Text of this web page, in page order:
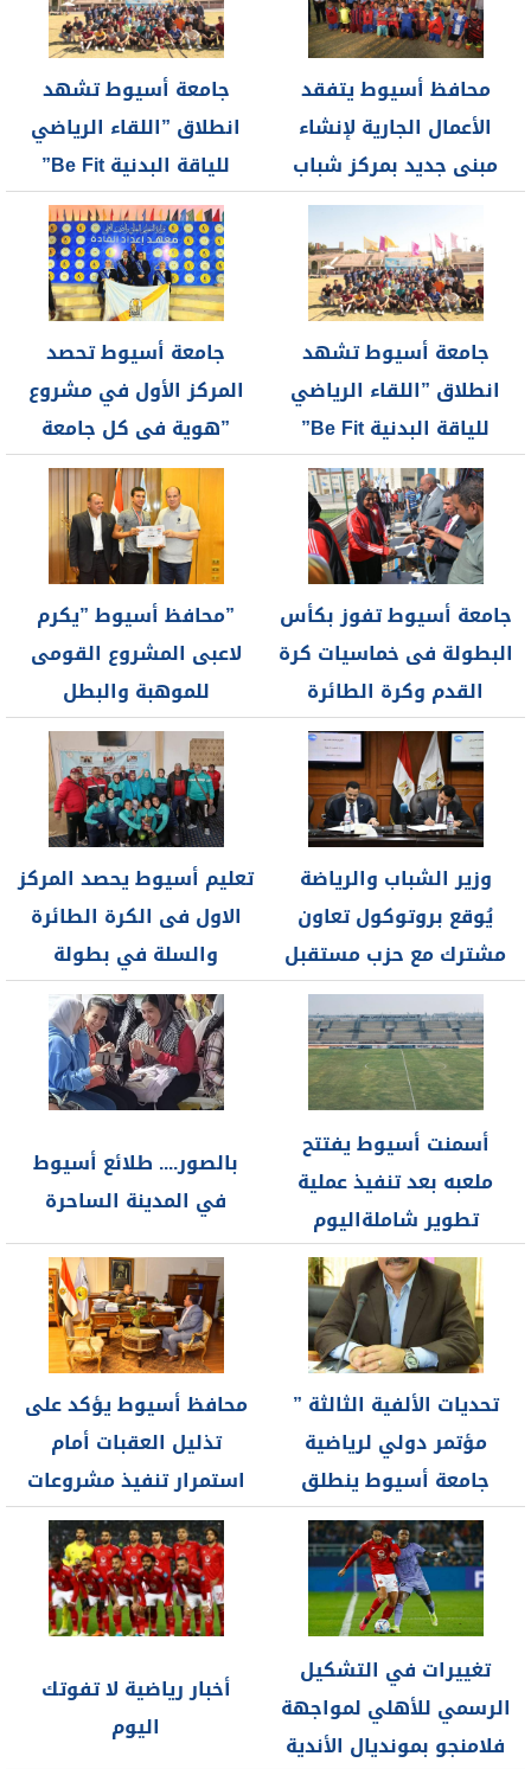
محافظ أسيوط يتفقد
الأعمال الجارية لإنشاء
مبنى جديد بمركز شباب
أبنوب بمساحة...
جامعة أسيوط تشهد
انطلاق ”اللقاء الرياضي
للياقة البدنية Be Fit”
بالتعاون مع...
جامعة أسيوط تشهد
انطلاق ”اللقاء الرياضي
للياقة البدنية Be Fit”
بالتعاون مع...
جامعة أسيوط تحصد
المركز الأول في مشروع
”هوية فى كل جامعة
مصرية”...
جامعة أسيوط تفوز بكأس
البطولة فى خماسيات كرة
القدم وكرة الطائرة
طلبة...
”محافظ أسيوط ”يكرم
لاعبى المشروع القومى
للموهبة والبطل
الأوليمبى الحاصلين على
بطولة...
وزير الشباب والرياضة
يُوقع بروتوكول تعاون
مشترك مع حزب مستقبل
وطن
تعليم أسيوط يحصد المركز
الاول فى الكرة الطائرة
والسلة في بطولة
المدارس...
أسمنت أسيوط يفتتح
ملعبه بعد تنفيذ عملية
تطوير شاملةاليوم
بالصور.... طلائع أسيوط
في المدينة الساحرة
تحديات الألفية الثالثة ”
مؤتمر دولي لرياضية
جامعة أسيوط ينطلق
مارس...
محافظ أسيوط يؤكد على
تذليل العقبات أمام
استمرار تنفيذ مشروعات
قطاع الشباب...
تغييرات في التشكيل
الرسمي للأهلي لمواجهة
فلامنجو بمونديال الأندية
أخبار رياضية لا تفوتك
اليوم